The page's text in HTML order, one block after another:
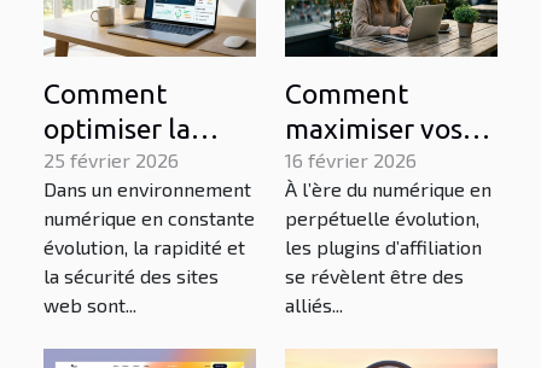
Comment
optimiser la
performance de
votre site web
pour une
meilleure
sécurité?
25 février 2026
Dans un environnement
numérique en constante
évolution, la rapidité et
la sécurité des sites
web sont...
Comment
maximiser vos
gains avec les
plugins
d'affiliation en
2026 ?
16 février 2026
À l’ère du numérique en
perpétuelle évolution,
les plugins d’affiliation
se révèlent être des
alliés...